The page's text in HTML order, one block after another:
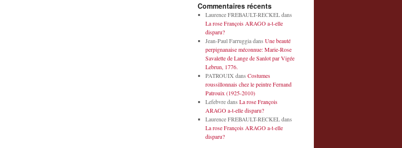
Commentaires récents
Laurence FREBAULT-RECKELdans
La rose François ARAGO a-t-elle
disparu?
Jean-Paul Farruggiadans Une beauté
perpignanaise méconnue: Marie-Rose
Savalette de Lange de Sanlot par Vigée
Lebrun, 1776.
PATROUIX dans Costumes
roussillonnais chez le peintre Fernand
Patrouix (1925-2010)
Lefebvredans La rose François
ARAGO a-t-elle disparu?
Laurence FREBAULT-RECKELdans
La rose François ARAGO a-t-elle
disparu?